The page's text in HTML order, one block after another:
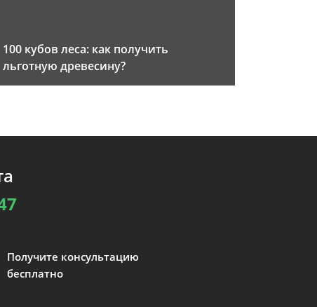
100 кубов леса: как получить
льготную древесину?
Получите консультацию
бесплатно